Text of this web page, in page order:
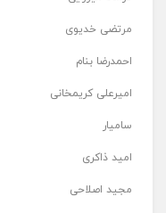
مرتضی خدیوی
احمدرضا بنام
امیرعلی کریمخانی
سامیار
امید ذاکری
مجید اصلاحی